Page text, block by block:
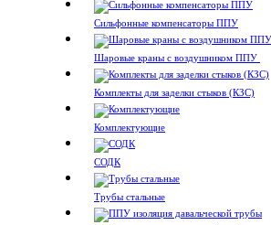
Сильфонные компенсаторы ППУ
Шаровые краны с воздушником ППУ
Комплекты для заделки стыков (КЗС)
Комплектующие
СОДК
Трубы стальные